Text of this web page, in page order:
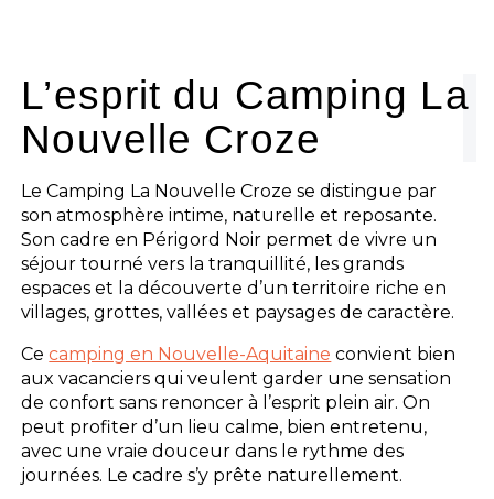
L’esprit du Camping La
Nouvelle Croze
Le Camping La Nouvelle Croze se distingue par
son atmosphère intime, naturelle et reposante.
Son cadre en Périgord Noir permet de vivre un
séjour tourné vers la tranquillité, les grands
espaces et la découverte d’un territoire riche en
villages, grottes, vallées et paysages de caractère.
Cecamping en Nouvelle-Aquitaine convient bien
aux vacanciers qui veulent garder une sensation
de confort sans renoncer à l’esprit plein air. On
peut profiter d’un lieu calme, bien entretenu,
avec une vraie douceur dans le rythme des
journées. Le cadre s’y prête naturellement.